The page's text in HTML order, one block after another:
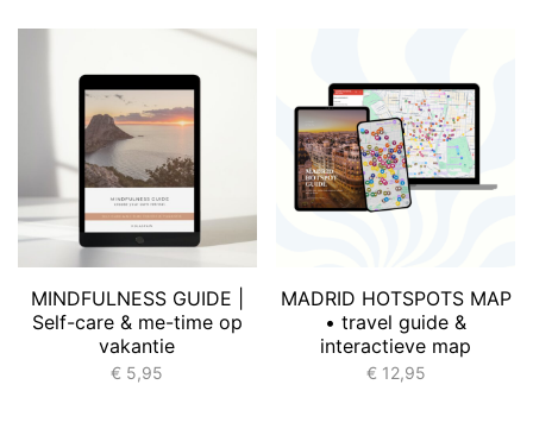
MINDFULNESS GUIDE |
Self-care & me-time op
vakantie
€ 5,95
MADRID HOTSPOTS MAP
• travel guide &
interactieve map
€ 12,95